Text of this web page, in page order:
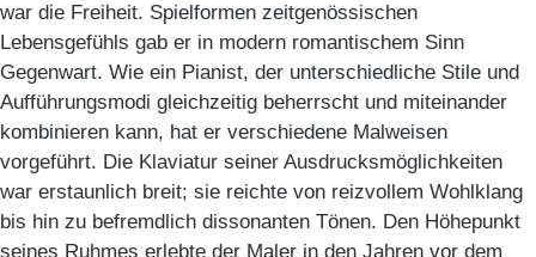
war die Freiheit. Spielformen zeitgenössischen
Lebensgefühls gab er in modern romantischem Sinn
Gegenwart. Wie ein Pianist, der unterschiedliche Stile und
Aufführungsmodi gleichzeitig beherrscht und miteinander
kombinieren kann, hat er verschiedene Malweisen
vorgeführt. Die Klaviatur seiner Ausdrucksmöglichkeiten
war erstaunlich breit; sie reichte von reizvollem Wohlklang
bis hin zu befremdlich dissonanten Tönen. Den Höhepunkt
seines Ruhmes erlebte der Maler in den Jahren vor dem